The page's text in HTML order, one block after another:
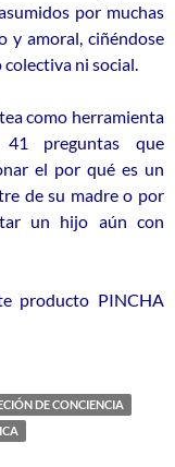
por muchas
y amoral, ciñéndose
ni social.
como herramienta
preguntas que
el por qué es un
de su madre o por
un hijo aún con
producto PINCHA
DE CONCIENCIA